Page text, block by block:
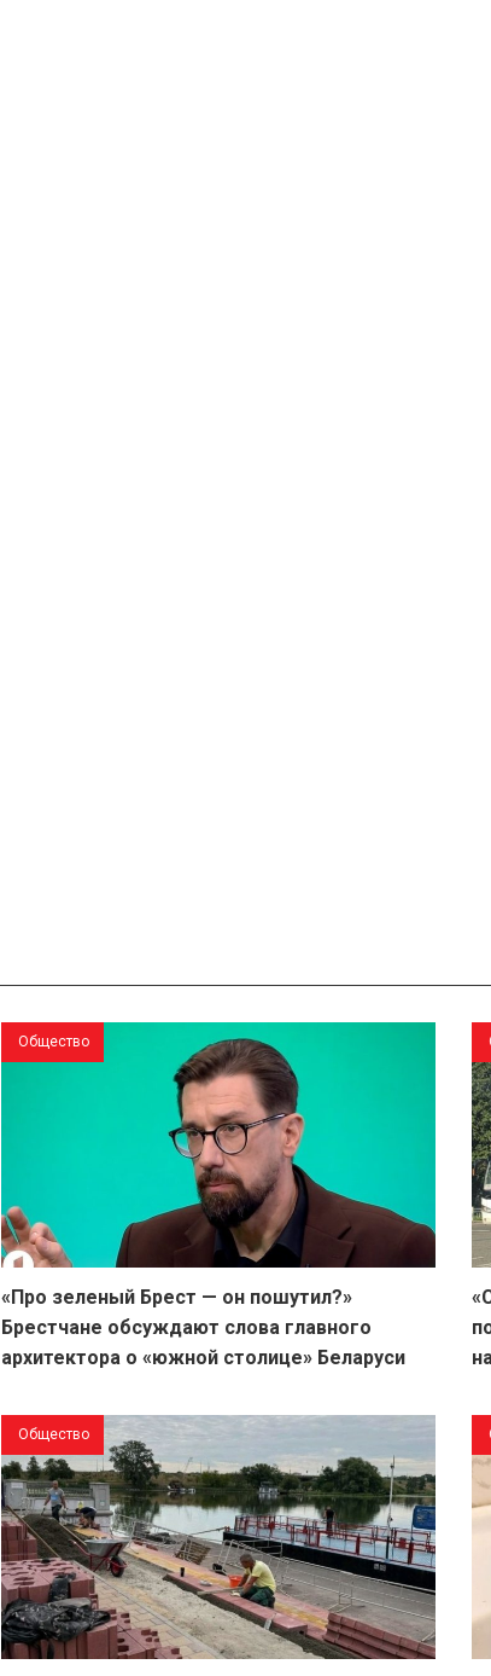
Общество
«Про зеленый Брест — он пошутил?»
Брестчане обсуждают слова главного
архитектора о «южной столице» Беларуси
Общество